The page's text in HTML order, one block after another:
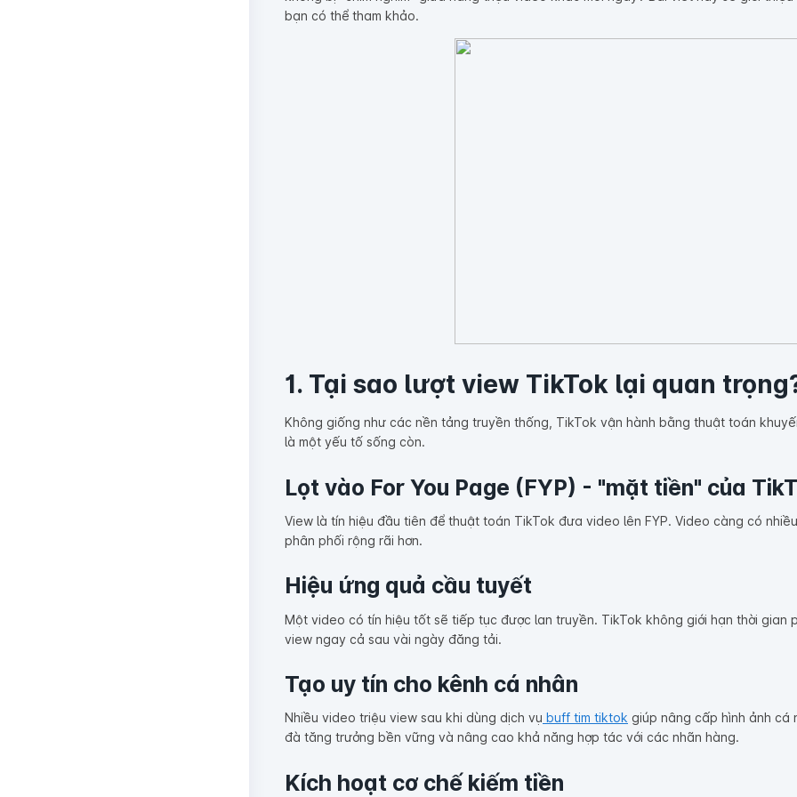
bạn có thể tham khảo.
1. Tại sao lượt view TikTok lại quan
Không giống như các nền tảng truyền thống, TikTok vận hành bằng thuật toán
là một yếu tố sống còn.
Lọt vào For You Page (FYP) - "mặt tiền" của
View là tín hiệu đầu tiên để thuật toán TikTok đưa video lên FYP. Video càng có
phân phối rộng rãi hơn.
Hiệu ứng quả cầu tuyết
Một video có tín hiệu tốt sẽ tiếp tục được lan truyền. TikTok không giới hạn thời gian
view ngay cả sau vài ngày đăng tải.
Tạo uy tín cho kênh cá nhân
Nhiều video triệu view sau khi dùng dịch vụ buff tim tiktok giúp nâng cấp hình ảnh cá
đà tăng trưởng bền vững và nâng cao khả năng hợp tác với các nhãn hàng.
Kích hoạt cơ chế kiếm tiền